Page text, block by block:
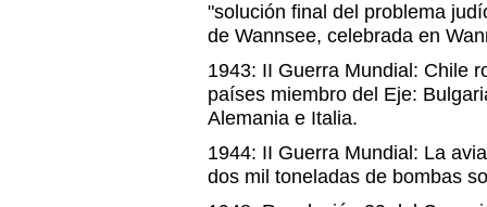
"solución final del problema
de Wannsee, celebrada en
1943: II Guerra Mundial: Chile
países miembro del Eje:
Alemania e Italia.
1944: II Guerra Mundial: La
dos mil toneladas de bombas